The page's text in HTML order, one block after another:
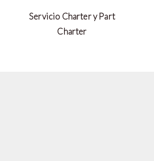
Servicio Charter y Part
Charter